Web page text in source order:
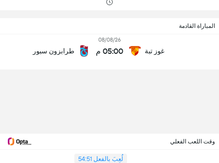
المباراة القادمة
غوز تبة
08/08/26
05:00 م طرابزون سبور
وقت اللعب الفعلي
لُعِبَ بالفعل 54:51